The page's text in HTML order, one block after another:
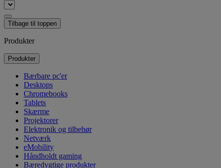
Tilbage til toppen
Produkter
Produkter
Bærbare pc'er
Desktops
Chromebooks
Tablets
Skærme
Projektorer
Elektronik og tilbehør
Netværk
eMobility
Håndholdt gaming
Bæredygtige produkter